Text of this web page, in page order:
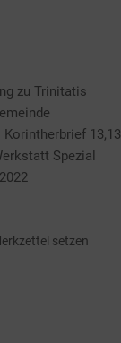
zu Trinitatis
13,13
Spezial
setzen